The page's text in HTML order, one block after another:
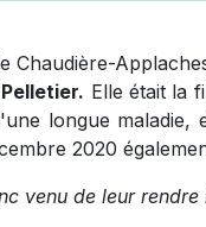
Chaudière-
Elle était la
longue maladie,
2020
venu de leur rendre